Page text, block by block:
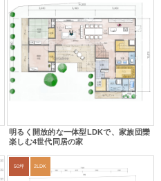
明るく開放的な一体型LDKで、家族団欒
楽しむ4世代同居の家
50坪 2LDK